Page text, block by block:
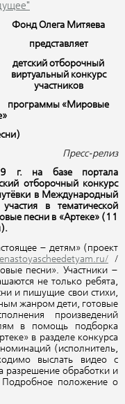
Фонд Олега Митяева
представляет
детский отборочный
виртуальный конкурс
участников
программы «Мировые
Пресс-релиз
г. на базе портала
отборочный конкурс
в Международный
в тематической
песни в «Артеке» (11
– детям» (проект
/
песни». Участники –
не только ребята,
и пишущие свои стихи,
жанром дети, готовые
произведений
в помощь подборка
в разделе конкурса
(исполнитель,
выслать видео с
разрешение обработки и
Подробное положение о